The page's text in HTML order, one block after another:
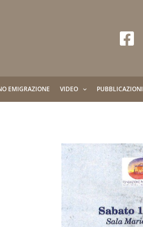
EMIGRAZIONE VIDEO PUBBLICAZIONI